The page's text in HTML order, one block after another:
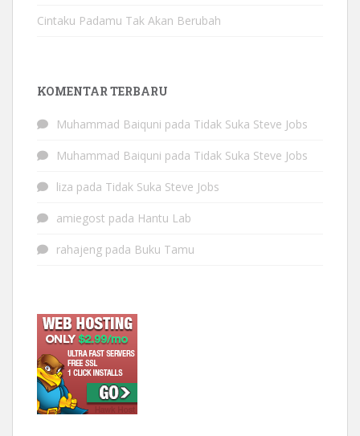
Cintaku Padamu Tak Akan Berubah
KOMENTAR TERBARU
Muhammad Baiquni pada Tidak Suka Steve Jobs
Muhammad Baiquni pada Tidak Suka Steve Jobs
liza pada Tidak Suka Steve Jobs
amiegost pada Hantu Lab
rahajeng pada Buku Tamu